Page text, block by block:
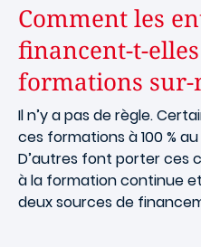
Comment les
financent-t-
formations sur-
Il n’y a pas de règle.
ces formations à 100 %
D’autres font porter ces
à la formation continue
deux sources de